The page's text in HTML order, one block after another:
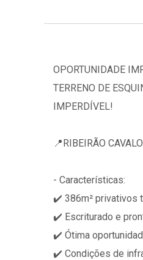
OPORTUNIDADE
TERRENO DE
IMPERDÍVEL!
📍RIBEIRÃO
- Características:
✔️ 386m² privativos
✔️ Escriturado e
✔️ Ótima
✔️ Condições de